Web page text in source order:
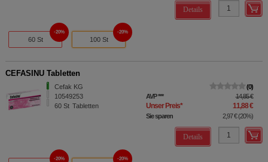
Details
60 St
20%
100 St
20%
CEFASINU Tabletten
Cefak KG
10549253
60 St Tabletten
0
AVP*** 14,85 €
Unser Preis* 11,88 €
Sie sparen 2,97 €(20%)
Details
20% 20%